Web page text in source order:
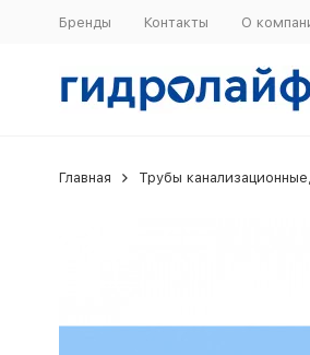
Бренды Контакты О
Главная Трубы